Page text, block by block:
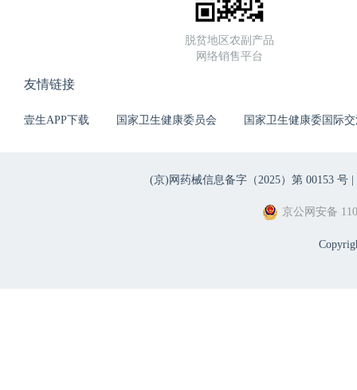
脱贫地区农副产品
网络销售平台
友情链接
壹生APP下载 国家卫生健康委员会 国家卫生健康委国际
(京)网药械信息备字（2025）第 00153 号 |
京公网安备